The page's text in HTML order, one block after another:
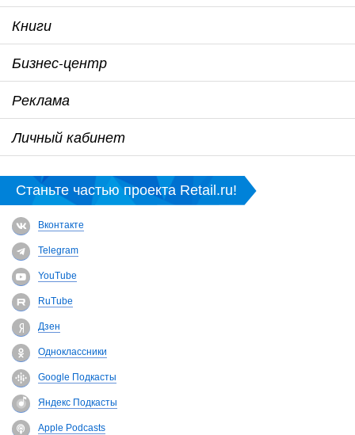
Книги
Бизнес-центр
Реклама
Личный кабинет
Станьте частью проекта Retail.ru!
Вконтакте
Telegram
YouTube
RuTube
Дзен
Одноклассники
Google Подкасты
Яндекс Подкасты
Apple Podcasts